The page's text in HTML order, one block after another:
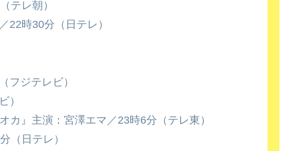
テレ朝）
22時30分（日テレ）
フジテレビ）
）
カ』主演：宮澤エマ／23時6分（テレ東）
（日テレ）